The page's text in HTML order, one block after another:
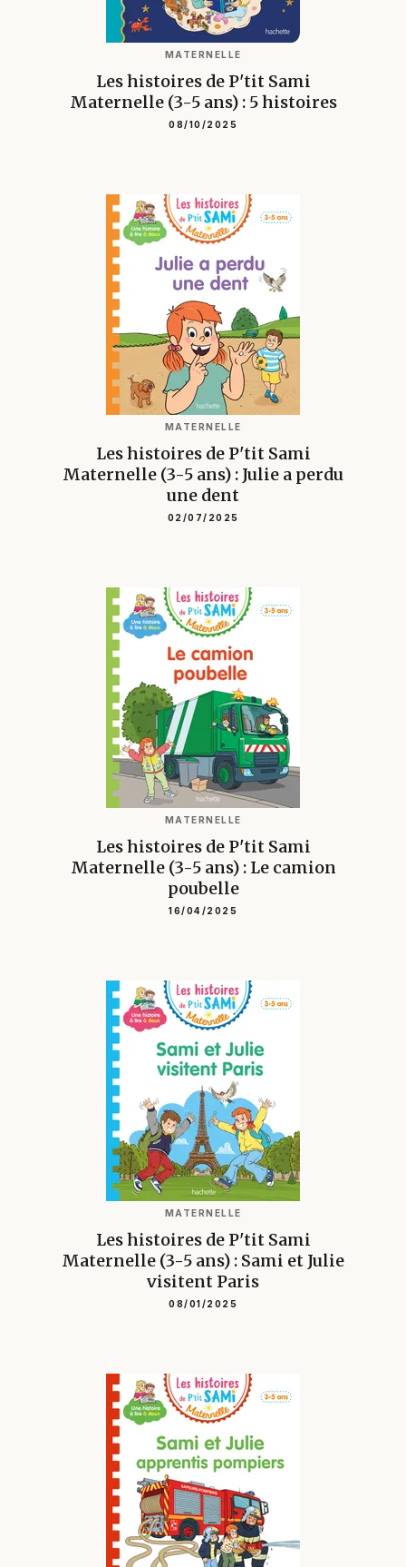
MATERNELLE
Les histoires de P'tit Sami
Maternelle (3-5 ans) : 5 histoires
08/10/2025
MATERNELLE
Les histoires de P'tit Sami
Maternelle (3-5 ans) : Julie a perdu
une dent
02/07/2025
MATERNELLE
Les histoires de P'tit Sami
Maternelle (3-5 ans) : Le camion
poubelle
16/04/2025
MATERNELLE
Les histoires de P'tit Sami
Maternelle (3-5 ans) : Sami et Julie
visitent Paris
08/01/2025